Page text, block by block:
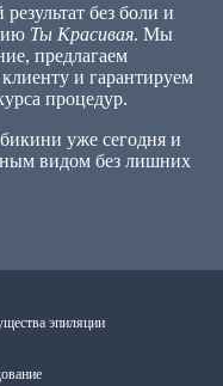
без боли и
Ты Красивая. Мы
предлагаем
и гарантируем
процедур.
уже сегодня и
видом без лишних
эпиляции